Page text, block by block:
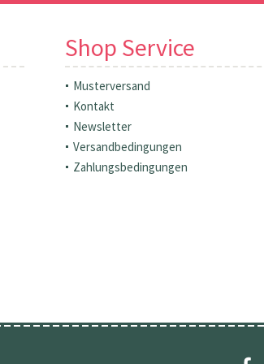
Shop Service
Musterversand
Kontakt
Newsletter
Versandbedingungen
Zahlungsbedingungen